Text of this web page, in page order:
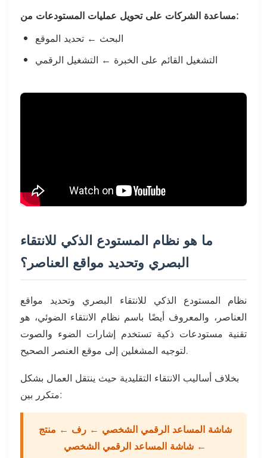
مساعدة الشركات على تحويل عمليات المستودعات من:
البحث ← تحديد الموقع
التشغيل القائم على الخبرة ← التشغيل الرقمي
ما هو نظام المستودع الذكي للانتقاء
البصري وتحديد مواقع العناصر؟
نظام المستودع الذكي للانتقاء البصري وتحديد مواقع
العناصر، والمعروف أيضًا باسم نظام الانتقاء الضوئي، هو
تقنية مستودعات ذكية تستخدم إشارات الضوء والصوت
لتوجيه المشغلين إلى موقع العنصر الصحيح.
بخلاف أساليب الانتقاء التقليدية حيث ينتقل العمال بشكل
متكرر بين:
شاشة المساعد الرقمي الشخصي ← رف ← منتج
← شاشة المساعد الرقمي الشخصي